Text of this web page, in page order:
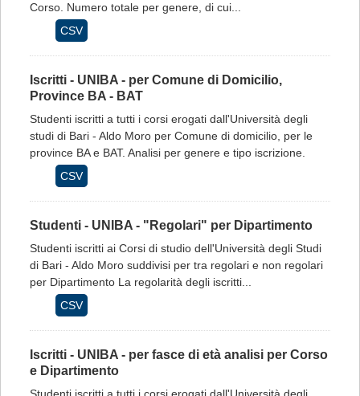
Corso. Numero totale per genere, di cui...
CSV
Iscritti - UNIBA - per Comune di Domicilio,
Province BA - BAT
Studenti iscritti a tutti i corsi erogati dall'Università degli
studi di Bari - Aldo Moro per Comune di domicilio, per le
province BA e BAT. Analisi per genere e tipo iscrizione.
CSV
Studenti - UNIBA - "Regolari" per Dipartimento
Studenti iscritti ai Corsi di studio dell'Università degli Studi
di Bari - Aldo Moro suddivisi per tra regolari e non regolari
per Dipartimento La regolarità degli iscritti...
CSV
Iscritti - UNIBA - per fasce di età analisi per Corso
e Dipartimento